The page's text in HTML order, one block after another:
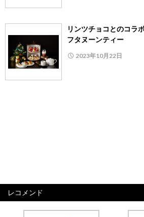
リンツチョコとのコ
フタヌーンティー
2023年10月22日
レコメンド